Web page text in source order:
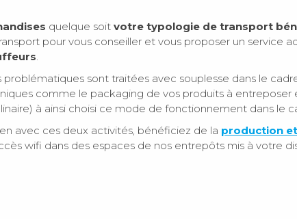
quelque soit votre typologie de transport
pour vous conseiller et vous proposer un service
.
problématiques sont traitées avec souplesse dans le
comme le packaging de vos produits à
à ainsi choisi ce mode de fonctionnement dans le
avec ces deux activités, bénéficiez de la production
wifi dans des espaces de nos entrepôts mis à votre